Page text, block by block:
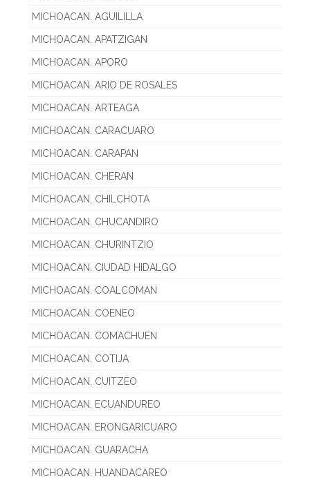
MICHOACAN. AGUILILLA
MICHOACAN. APATZIGAN
MICHOACAN. APORO
MICHOACAN. ARIO DE ROSALES
MICHOACAN. ARTEAGA
MICHOACAN. CARACUARO
MICHOACAN. CARAPAN
MICHOACAN. CHERAN
MICHOACAN. CHILCHOTA
MICHOACAN. CHUCANDIRO
MICHOACAN. CHURINTZIO
MICHOACAN. CIUDAD HIDALGO
MICHOACAN. COALCOMAN
MICHOACAN. COENEO
MICHOACAN. COMACHUEN
MICHOACAN. COTIJA
MICHOACAN. CUITZEO
MICHOACAN. ECUANDUREO
MICHOACAN. ERONGARICUARO
MICHOACAN. GUARACHA
MICHOACAN. HUANDACAREO